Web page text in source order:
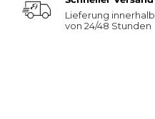
Lieferung innerhalb
von 24/48 Stunden